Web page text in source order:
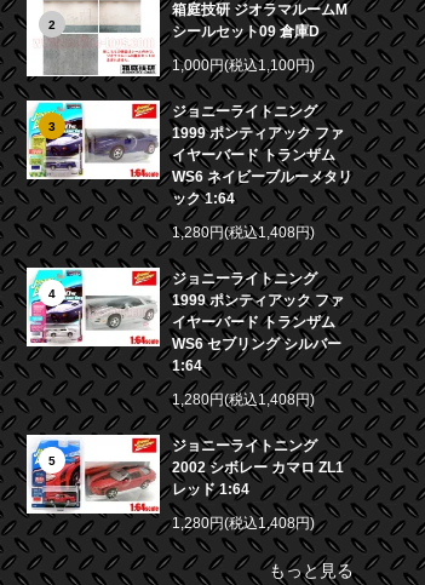
2
箱庭技研 ジオラマルームM
シールセット09 倉庫D
1,000円(税込1,100円)
3
ジョニーライトニング
1999 ポンティアック ファ
イヤーバード トランザム
WS6 ネイビーブルーメタリ
ック 1:64
1,280円(税込1,408円)
4
ジョニーライトニング
1999 ポンティアック ファ
イヤーバード トランザム
WS6 セブリング シルバー
1:64
1,280円(税込1,408円)
5
ジョニーライトニング
2002 シボレー カマロ ZL1
レッド 1:64
1,280円(税込1,408円)
もっと見る